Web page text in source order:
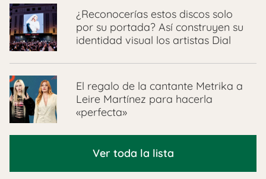
¿Reconocerías estos discos solo
por su portada? Así construyen su
identidad visual los artistas Dial
El regalo de la cantante Metrika a
Leire Martínez para hacerla
«perfecta»
Ver toda la lista